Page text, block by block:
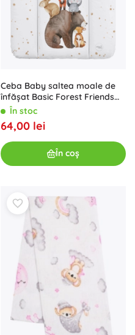
Ceba Baby saltea moale de
înfășat Basic Forest Friends
50 × 70 cm
În stoc
64,00 lei
În coș